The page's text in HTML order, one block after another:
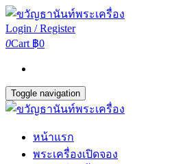
Login / Register
0Cart ฿0
Toggle navigation
หน้าแรก
พระเครื่องเปิดจอง